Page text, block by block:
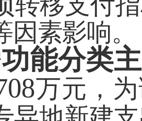
因素影响。
功能分类
万元，